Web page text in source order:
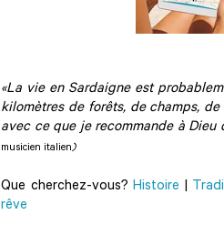
«La vie en Sardaigne est
kilomètres de forêts, de champs,
avec ce que je recommande à
musicien italien)
Que cherchez-vous? Histoire
rêve